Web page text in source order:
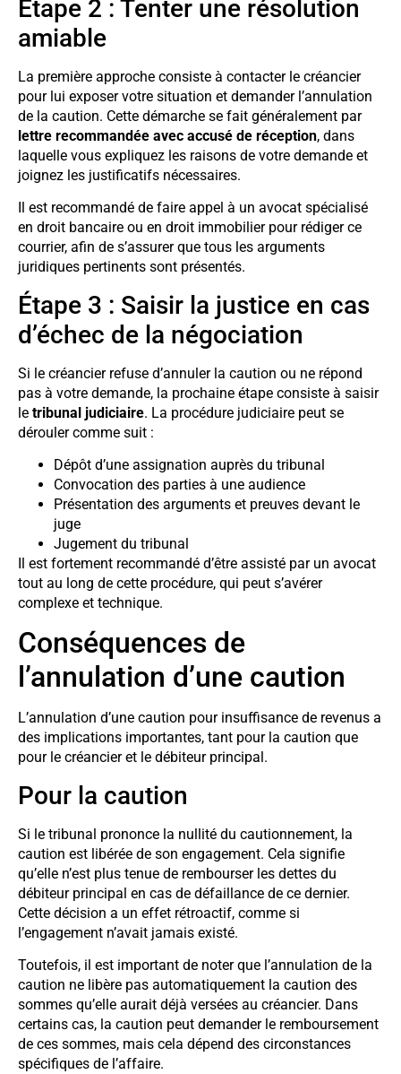
Étape 2 : Tenter une résolution
amiable
La première approche consiste à contacter le créancier
pour lui exposer votre situation et demander l’annulation
de la caution. Cette démarche se fait généralement par
lettre recommandée avec accusé de réception, dans
laquelle vous expliquez les raisons de votre demande et
joignez les justificatifs nécessaires.
Il est recommandé de faire appel à un avocat spécialisé
en droit bancaire ou en droit immobilier pour rédiger ce
courrier, afin de s’assurer que tous les arguments
juridiques pertinents sont présentés.
Étape 3 : Saisir la justice en cas
d’échec de la négociation
Si le créancier refuse d’annuler la caution ou ne répond
pas à votre demande, la prochaine étape consiste à saisir
le tribunal judiciaire. La procédure judiciaire peut se
dérouler comme suit :
Dépôt d’une assignation auprès du tribunal
Convocation des parties à une audience
Présentation des arguments et preuves devant le
juge
Jugement du tribunal
Il est fortement recommandé d’être assisté par un avocat
tout au long de cette procédure, qui peut s’avérer
complexe et technique.
Conséquences de
l’annulation d’une caution
L’annulation d’une caution pour insuffisance de revenus a
des implications importantes, tant pour la caution que
pour le créancier et le débiteur principal.
Pour la caution
Si le tribunal prononce la nullité du cautionnement, la
caution est libérée de son engagement. Cela signifie
qu’elle n’est plus tenue de rembourser les dettes du
débiteur principal en cas de défaillance de ce dernier.
Cette décision a un effet rétroactif, comme si
l’engagement n’avait jamais existé.
Toutefois, il est important de noter que l’annulation de la
caution ne libère pas automatiquement la caution des
sommes qu’elle aurait déjà versées au créancier. Dans
certains cas, la caution peut demander le remboursement
de ces sommes, mais cela dépend des circonstances
spécifiques de l’affaire.